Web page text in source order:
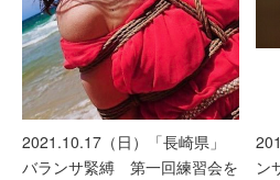
2021.10.17（日）「長崎県」
バランサ緊縛 第一回練習会を
ン